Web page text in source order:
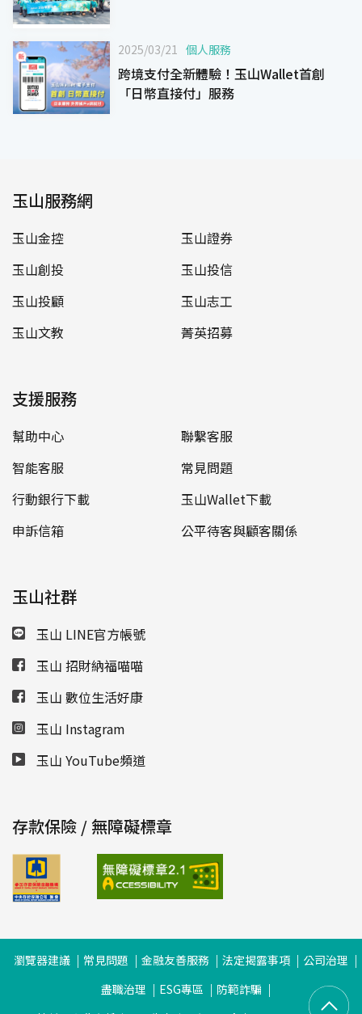
2025/03/21 個人服務
跨境支付全新體驗！玉山Wallet首創
「日幣直接付」服務
玉山服務網
玉山金控
玉山證券
玉山創投
玉山投信
玉山投顧
玉山志工
玉山文教
菁英招募
支援服務
幫助中心
聯繫客服
智能客服
常見問題
行動銀行下載
玉山Wallet下載
申訴信箱
公平待客與顧客關係
玉山社群
玉山 LINE官方帳號
玉山 招財納福喵喵
玉山 數位生活好康
玉山 Instagram
玉山 YouTube頻道
存款保險 / 無障礙標章
瀏覽器建議 常見問題 金融友善服務 法定揭露事項
公司治理
盡職治理
ESG專區
防範詐騙